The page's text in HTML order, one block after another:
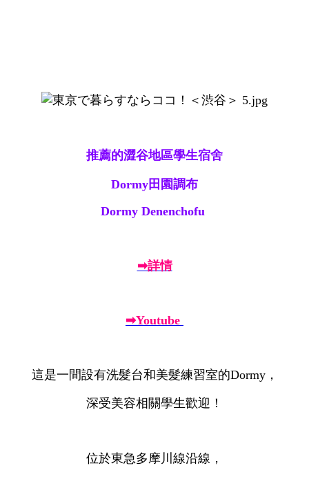
推薦的澀谷地區學生宿舍
Dormy田園調布
Dormy Denenchofu
➡詳情
➡Youtube
這是一間設有洗髮台和美髮練習室的Dormy，
深受美容相關學生歡迎！
位於東急多摩川線沿線，